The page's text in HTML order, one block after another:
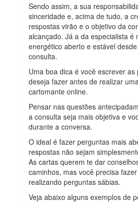
Sendo assim, a sua
sinceridade e, acima de tudo, a
respostas virão e o objetivo da
alcançado. Já a da especialista é
energético aberto e estável
consulta.
Uma boa dica é você escrever
deseja fazer antes de realizar
cartomante online.
Pensar nas questões
a consulta seja mais objetiva e
durante a conversa.
O ideal é fazer perguntas mais
respostas não sejam
As cartas querem te dar
caminhos, mas você precisa
realizando perguntas sábias.
Veja abaixo alguns exemplos de